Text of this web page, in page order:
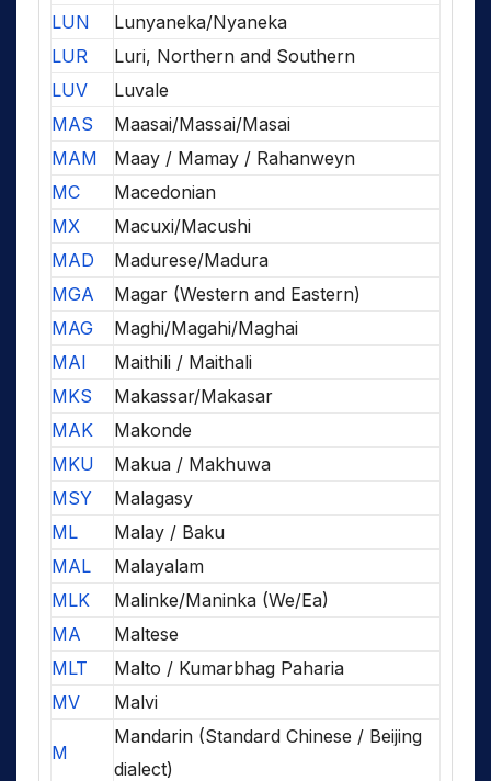
LUN
Lunyaneka/Nyaneka
LUR
Luri, Northern and Southern
LUV
Luvale
MAS
Maasai/Massai/Masai
MAM
Maay / Mamay / Rahanweyn
MC
Macedonian
MX
Macuxi/Macushi
MAD
Madurese/Madura
MGA
Magar (Western and Eastern)
MAG
Maghi/Magahi/Maghai
MAI
Maithili / Maithali
MKS
Makassar/Makasar
MAK
Makonde
MKU
Makua / Makhuwa
MSY
Malagasy
ML
Malay / Baku
MAL
Malayalam
MLK
Malinke/Maninka (We/Ea)
MA
Maltese
MLT
Malto / Kumarbhag Paharia
MV
Malvi
M
Mandarin (Standard Chinese / Beijing
dialect)